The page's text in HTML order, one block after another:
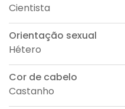
Cientista
Orientação sexual
Hétero
Cor de cabelo
Castanho